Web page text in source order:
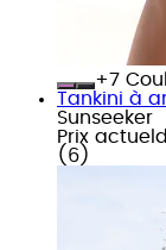
+
Tankini à
Sunseeker
Prix actuel
( 6 )